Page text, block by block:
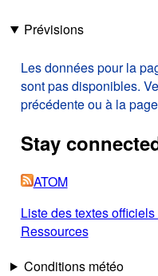
Prévisions
Les données pour la
sont pas disponibles.
précédente ou à la page
Stay
ATOM
Liste des textes
Ressources
Conditions météo